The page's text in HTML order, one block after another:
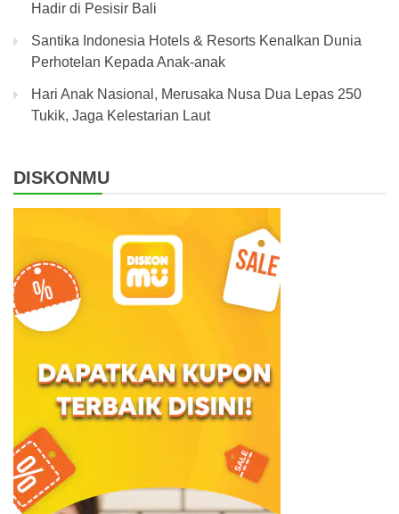
Hadir di Pesisir Bali
Santika Indonesia Hotels & Resorts Kenalkan Dunia
Perhotelan Kepada Anak-anak
Hari Anak Nasional, Merusaka Nusa Dua Lepas 250
Tukik, Jaga Kelestarian Laut
DISKONMU